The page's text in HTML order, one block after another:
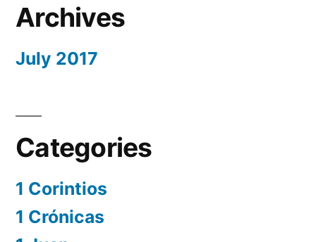
Archives
July 2017
Categories
1 Corintios
1 Crónicas